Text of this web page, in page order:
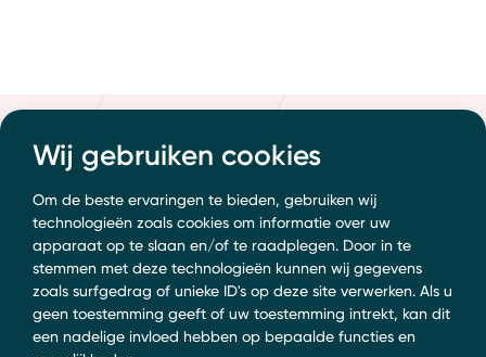
Wij gebruiken cookies
Om de beste ervaringen te bieden, gebruiken wij
technologieën zoals cookies om informatie over uw
apparaat op te slaan en/of te raadplegen. Door in te
stemmen met deze technologieën kunnen wij gegevens
zoals surfgedrag of unieke ID's op deze site verwerken. Als u
geen toestemming geeft of uw toestemming intrekt, kan dit
een nadelige invloed hebben op bepaalde functies en